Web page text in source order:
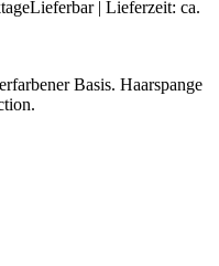
Lieferbar | Lieferzeit: ca.
Basis. Haarspange